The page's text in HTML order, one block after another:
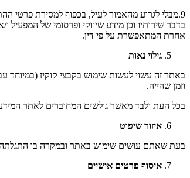
9.מבלי לגרוע מהאמור לעיל, בכפוף למסירת
בדבר שירותיו וכן מידע שיווקי ופרסומי של
אחרת המתאפשרת על פי דין.
גילוי נאות
באתר זה עשוי לעשות שימוש בקבצי קוקיז (במיוחד
וזמן שהייה.
בכל העת ולבד מאשר גולשים המחוברים לאתר
איזור שיפוט
בעת שאתם עושים שימוש באתר ובמקרה בו
איסוף פרטים אישיים